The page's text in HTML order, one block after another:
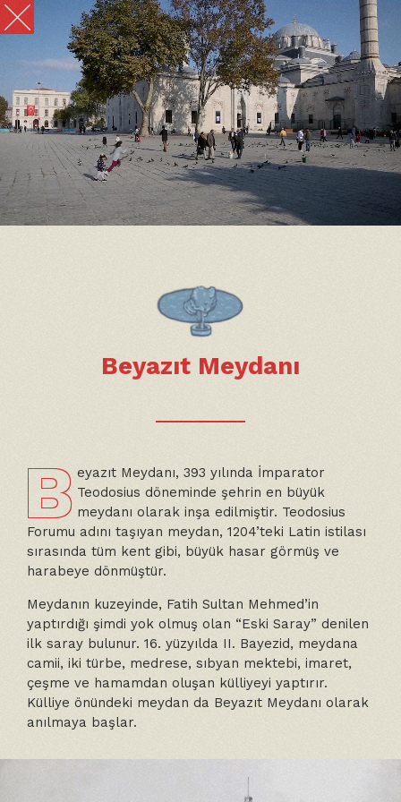
Beyazıt Meydanı
B eyazıt Meydanı, 393 yılında İmparator
Teodosius döneminde şehrin en büyük
meydanı olarak inşa edilmiştir. Teodosius
Forumu adını taşıyan meydan, 1204’teki Latin istilası
sırasında tüm kent gibi, büyük hasar görmüş ve
harabeye dönmüştür.
Meydanın kuzeyinde, Fatih Sultan Mehmed’in
yaptırdığı şimdi yok olmuş olan “Eski Saray” denilen
ilk saray bulunur. 16. yüzyılda II. Bayezid, meydana
camii, iki türbe, medrese, sıbyan mektebi, imaret,
çeşme ve hamamdan oluşan külliyeyi yaptırır.
Külliye önündeki meydan da Beyazıt Meydanı olarak
anılmaya başlar.